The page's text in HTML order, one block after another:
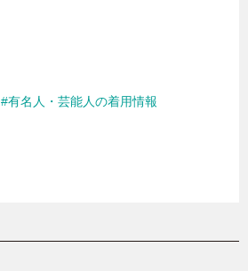
#有名人・芸能人の着用情報